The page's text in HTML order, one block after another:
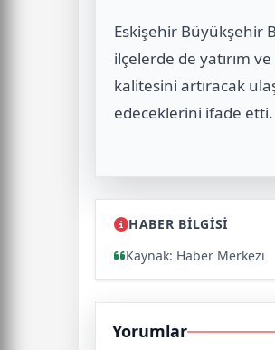
Eskişehir Büyükşehir
ilçelerde de yatırım
kalitesini artıracak
edeceklerini ifade etti.
HABER BİLGİSİ
Kaynak: Haber Merkezi
Yorumlar